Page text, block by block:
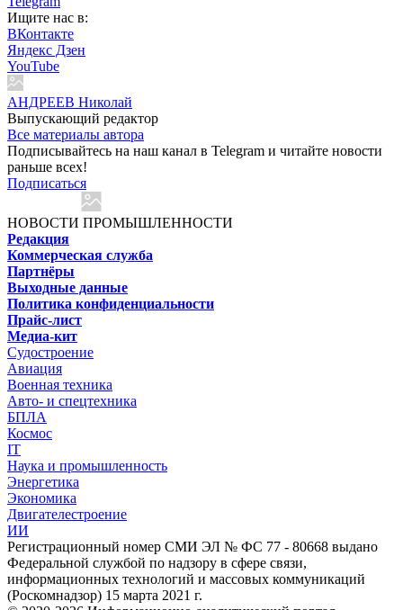
Ищите нас в:
ВКонтакте
Яндекс Дзен
YouTube
АНДРЕЕВ Николай
Выпускающий редактор
Все материалы автора
Подписывайтесь на наш канал в Telegram и читайте новости
раньше всех!
Подписаться
НОВОСТИ ПРОМЫШЛЕННОСТИ
Редакция
Коммерческая служба
Партнёры
Выходные данные
Политика конфиденциальности
Прайс-лист
Медиа-кит
Судостроение
Авиация
Военная техника
Авто- и спецтехника
БПЛА
Космос
IT
Наука и промышленность
Энергетика
Экономика
Двигателестроение
ИИ
Регистрационный номер СМИ ЭЛ № ФС 77 - 80668 выдано
Федеральной службой по надзору в сфере связи,
информационных технологий и массовых коммуникаций
(Роскомнадзор) 15 марта 2021 г.